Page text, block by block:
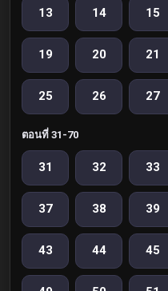
13 14 15
19 20 21
25 26 27
ตอนที่ 31-70
31 32 33
37 38 39
43 44 45